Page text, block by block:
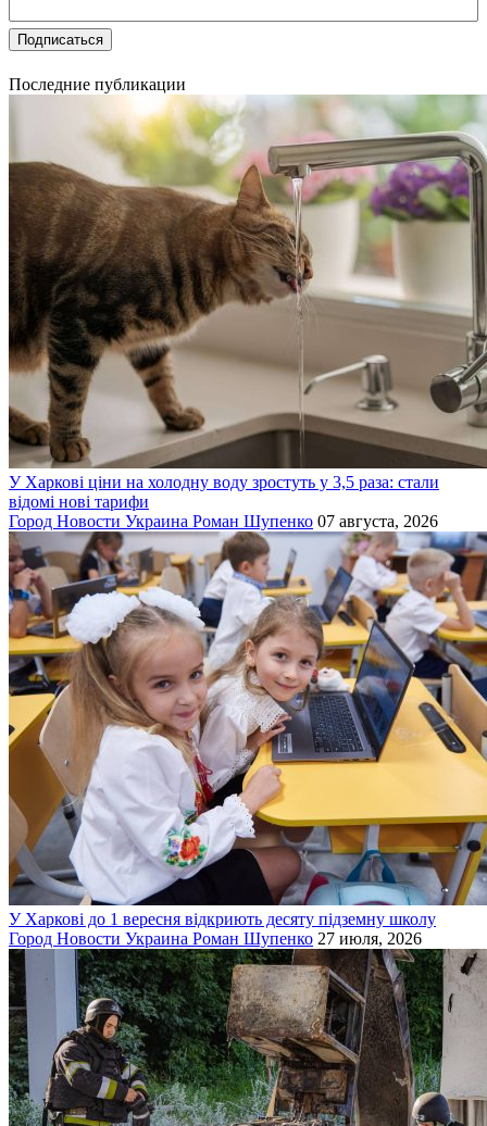
Последние публикации
У Харкові ціни на холодну воду зростуть у 3,5 раза: стали
відомі нові тарифи
Город Новости Украина Роман Шупенко 07 августа, 2026
У Харкові до 1 вересня відкриють десяту підземну школу
Город Новости Украина Роман Шупенко 27 июля, 2026